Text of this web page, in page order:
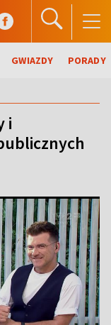
GWIAZDY PORADY
i